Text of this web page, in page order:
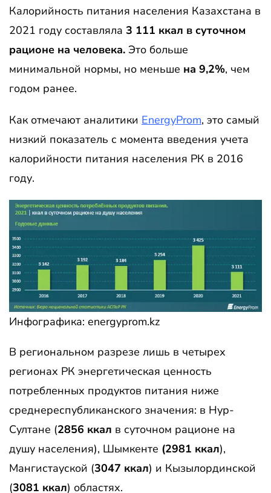
Калорийность питания населения Казахстана в
2021 году составляла 3 111 ккал в суточном
рационе на человека. Это больше
минимальной нормы, но меньше на 9,2%, чем
годом ранее.
Как отмечают аналитики EnergyProm, это самый
низкий показатель с момента введения учета
калорийности питания населения РК в 2016
году.
Инфографика: energyprom.kz
В региональном разрезе лишь в четырех
регионах РК энергетическая ценность
потребленных продуктов питания ниже
среднереспубликанского значения: в Нур-
Султане (2856 ккал в суточном рационе на
душу населения), Шымкенте (2981 ккал),
Мангистауской (3047 ккал) и Кызылординской
(3081 ккал) областях.